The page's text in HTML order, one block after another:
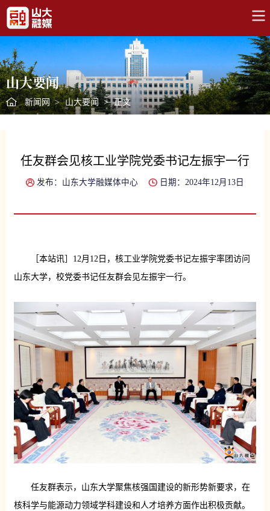
山大要闻
新闻网 > 山大要闻 > 正文
任友群会见核工业学院党委书记左振宇一行
发布：山东大学融媒体中心 日期：2024年12月13日
［本站讯］12月12日，核工业学院党委书记左振宇率团访问
山东大学，校党委书记任友群会见左振宇一行。
任友群表示，山东大学聚焦核强国建设的新形势新要求，在
核科学与能源动力领域学科建设和人才培养方面作出积极贡献。